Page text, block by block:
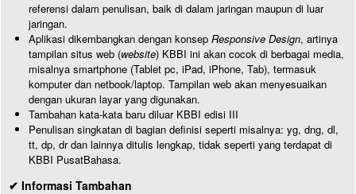
referensi dalam penulisan, baik di dalam jaringan maupun di luar
jaringan.
Aplikasi dikembangkan dengan konsep Responsive Design, artinya
tampilan situs web (website) KBBI ini akan cocok di berbagai media,
misalnya smartphone (Tablet pc, iPad, iPhone, Tab), termasuk
komputer dan netbook/laptop. Tampilan web akan menyesuaikan
dengan ukuran layar yang digunakan.
Tambahan kata-kata baru diluar KBBI edisi III
Penulisan singkatan di bagian definisi seperti misalnya: yg, dng, dl,
tt, dp, dr dan lainnya ditulis lengkap, tidak seperti yang terdapat di
KBBI PusatBahasa.
✔ Informasi Tambahan